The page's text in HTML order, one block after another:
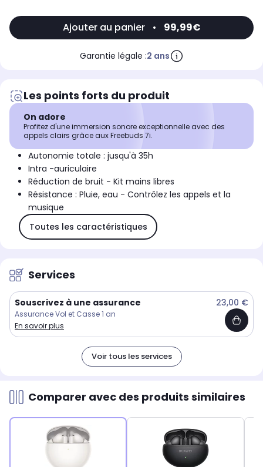
Ajouter au panier • 99,99€
Garantie légale :2 ans
Les points forts du produit
On adore
Profitez d'une immersion sonore exceptionnelle avec des
appels clairs grâce aux Freebuds 7i.
Autonomie totale : jusqu'à 35h
Intra -auriculaire
Réduction de bruit - Kit mains libres
Résistance : Pluie, eau - Contrôlez les appels et la
musique
Toutes les caractéristiques
Services
Souscrivez à une assurance 23,00 €
Assurance Vol et Casse 1 an
En savoir plus
Voir tous les services
Comparer avec des produits similaires